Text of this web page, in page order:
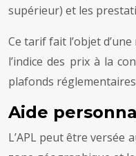
supérieur) et les
Ce tarif fait l’objet
l’indice des prix à la
plafonds
Aide
L’APL peut être versée